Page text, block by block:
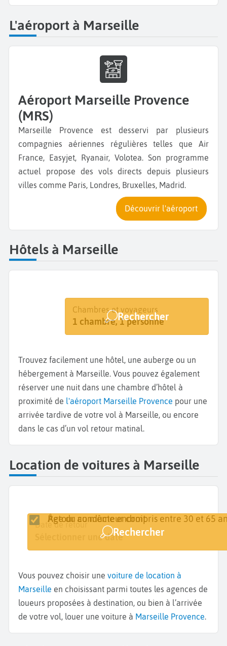
L'aéroport à Marseille
Aéroport Marseille Provence
(MRS)
Marseille Provence est desservi par plusieurs
compagnies aériennes régulières telles que Air
France, Easyjet, Ryanair, Volotea. Son programme
actuel propose des vols directs depuis plusieurs
villes comme Paris, Londres, Bruxelles, Madrid.
Découvrir l'aéroport
Hôtels à Marseille
Destination
Marseille
Dates
Dates de votre séjour
Chambres et voyageurs
1 chambre, 1 personne
Rechercher
Trouvez facilement une hôtel, une auberge ou un
hébergement à Marseille. Vous pouvez également
réserver une nuit dans une chambre d’hôtel à
proximité de l'aéroport Marseille Provence pour une
arrivée tardive de votre vol à Marseille, ou encore
dans le cas d’un vol retour matinal.
Location de voitures à Marseille
Lieu de retrait
Date de retrait
Sélectionner une date
Date de retour
Sélectionner une date
Retour au même endroit
Âge du conducteur compris entre 30 et 65
Rechercher
Vous pouvez choisir une voiture de location à
Marseille en choisissant parmi toutes les agences de
loueurs proposées à destination, ou bien à l’arrivée
de votre vol, louer une voiture à Marseille Provence.